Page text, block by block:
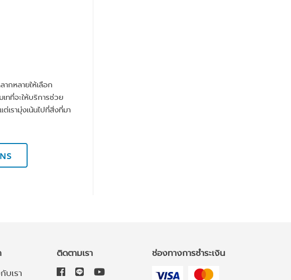
ากหลายให้เลือก
ทที่จะให้บริการช่วย
เรามุ่งเน้นไปที่สิ่งที่มา
บเรา
ติดตามเรา ช่องทางการชำระเงิน